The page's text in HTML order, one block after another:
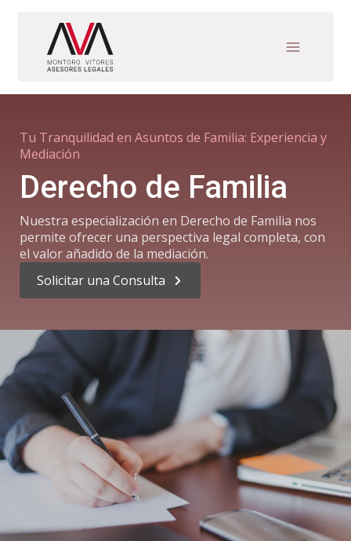
contenido
Tu Tranquilidad en Asuntos de Familia: Experiencia y
Mediación
Derecho de Familia
Nuestra especialización en Derecho de Familia nos
permite ofrecer una perspectiva legal completa, con
el valor añadido de la mediación.
Solicitar una Consulta